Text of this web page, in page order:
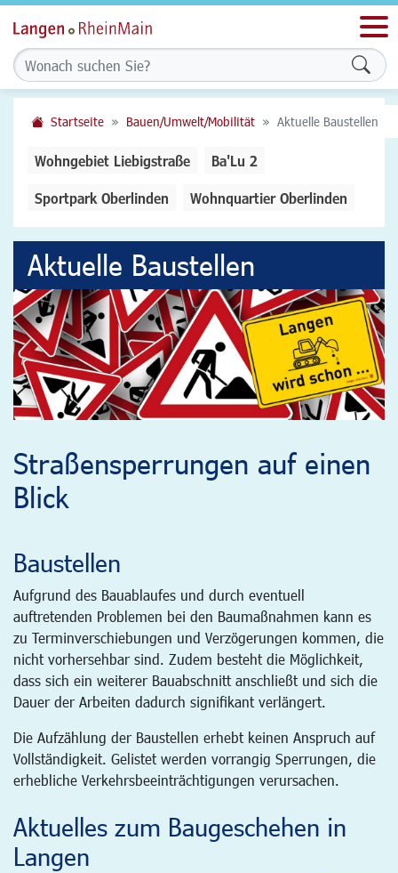
Startseite Bauen/Umwelt/Mobilität Aktuelle Baustellen
Wohngebiet Liebigstraße Ba'Lu 2
Sportpark Oberlinden Wohnquartier Oberlinden
Aktuelle Baustellen
Straßensperrungen auf einen
Blick
Baustellen
Aufgrund des Bauablaufes und durch eventuell
auftretenden Problemen bei den Baumaßnahmen kann es
zu Terminverschiebungen und Verzögerungen kommen, die
nicht vorhersehbar sind. Zudem besteht die Möglichkeit,
dass sich ein weiterer Bauabschnitt anschließt und sich die
Dauer der Arbeiten dadurch signifikant verlängert.
Die Aufzählung der Baustellen erhebt keinen Anspruch auf
Vollständigkeit. Gelistet werden vorrangig Sperrungen, die
erhebliche Verkehrsbeeinträchtigungen verursachen.
Aktuelles zum Baugeschehen in
Langen